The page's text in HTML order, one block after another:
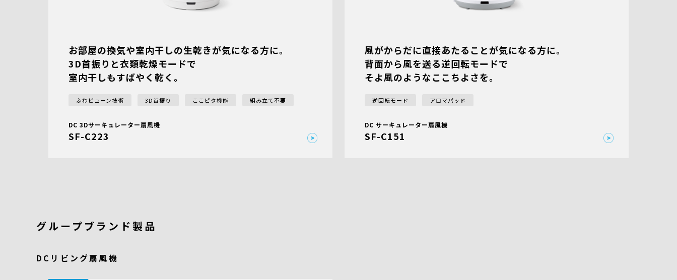
お部屋の換気や室内干しの生乾きが気になる方に。
3D首振りと衣類乾燥モードで
室内干しもすばやく乾く。
ふわビューン技術 3D首振り ここピタ機能 組み立て不要
DC 3Dサーキュレーター扇風機
SF-C223
風がからだに直接あたることが気になる方に。
背面から風を送る逆回転モードで
そよ風のようなここちよさを。
逆回転モード アロマパッド
DC サーキュレーター扇風機
SF-C151
グループブランド製品
DCリビング扇風機